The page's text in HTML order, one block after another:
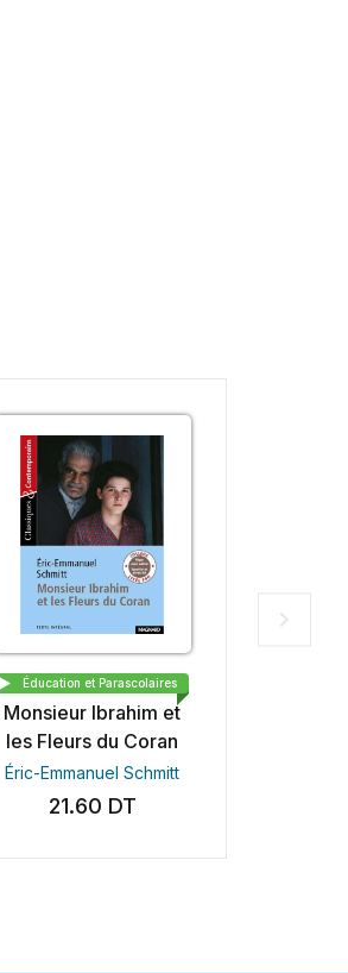
MAGNARD
Monsieur Ibrahim et
les Fleurs du Coran
Éric-Emmanuel Schmitt
21.60DT
Éducation et Parascolaires